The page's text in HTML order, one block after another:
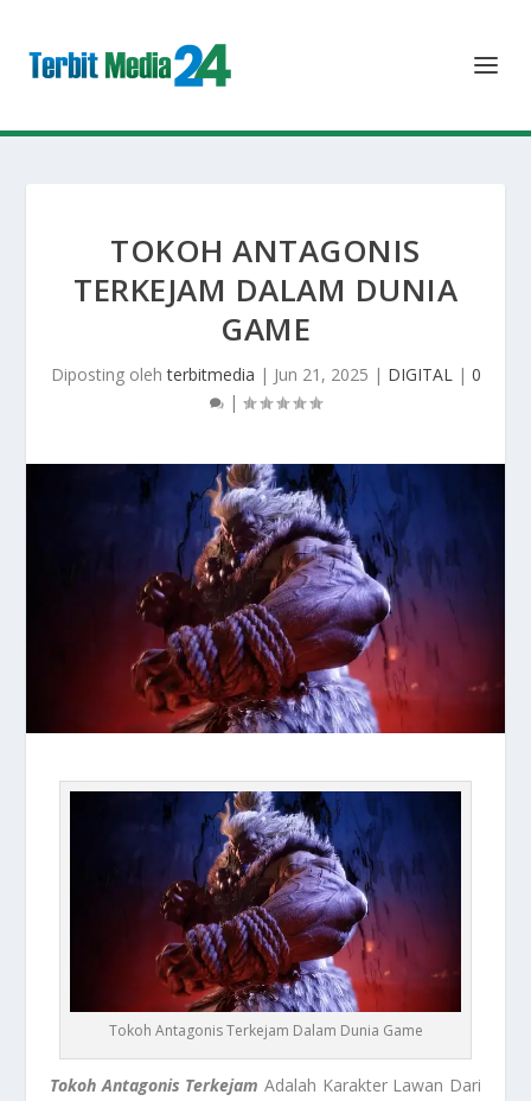
TOKOH ANTAGONIS
TERKEJAM DALAM DUNIA
GAME
Diposting olehterbitmedia | Jun 21, 2025 | DIGITAL| 0
|
Tokoh Antagonis Terkejam Dalam Dunia Game
Tokoh Antagonis Terkejam Adalah Karakter Lawan Dari